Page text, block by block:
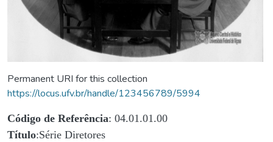
Permanent URI for this collection
https://locus.ufv.br/handle/123456789/5994
Código de Referência: 04.01.01.00
Título:Série Diretores